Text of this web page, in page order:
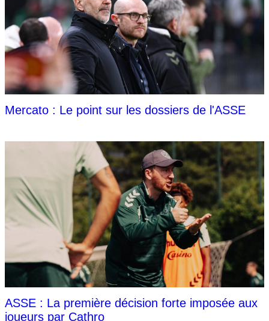
Mercato : Le point sur les dossiers de l'ASSE
ASSE : La première décision forte imposée aux
joueurs par Cathro